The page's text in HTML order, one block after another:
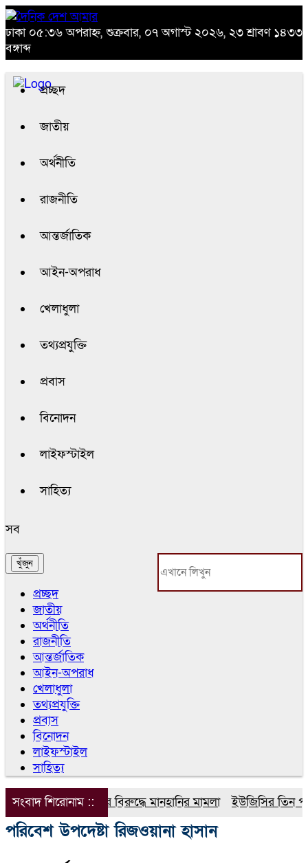
ঢাকা ০৫:৩৬ অপরাহ্ন, শুক্রবার, ০৭ অগাস্ট ২০২৬, ২৩ শ্রাবণ ১৪৩৩
বঙ্গাব্দ
প্রচ্ছদ
জাতীয়
অর্থনীতি
রাজনীতি
আন্তর্জাতিক
আইন-অপরাধ
খেলাধুলা
তথ্যপ্রযুক্তি
প্রবাস
বিনোদন
লাইফস্টাইল
সাহিত্য
সব
প্রচ্ছদ
জাতীয়
অর্থনীতি
রাজনীতি
আন্তর্জাতিক
আইন-অপরাধ
খেলাধুলা
তথ্যপ্রযুক্তি
প্রবাস
বিনোদন
লাইফস্টাইল
সাহিত্য
সংবাদ শিরোনাম ::
ডিপজলের বিরুদ্ধে মানহানির মামলা ইউজিসির তিন
পরিবেশ উপদেষ্টা রিজওয়ানা হাসান